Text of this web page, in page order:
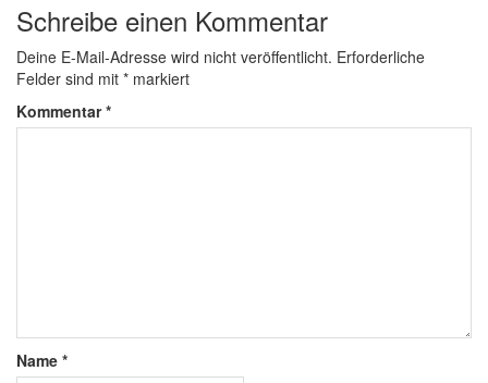
Schreibe einen Kommentar
Deine E-Mail-Adresse wird nicht veröffentlicht. Erforderliche
Felder sind mit * markiert
Kommentar*
Name *